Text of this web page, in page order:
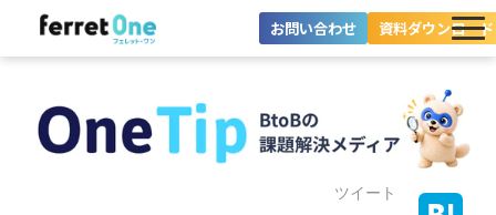
お問い合わせ 資料ダウンロード
ツール・機能一覧
ツイート